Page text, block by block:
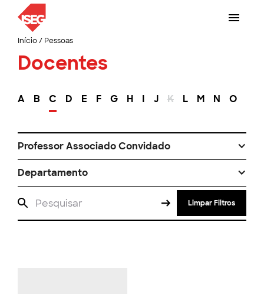
Início/ Pessoas
Docentes
A B C D E F G H I J K L M N O
Professor Associado Convidado
Departamento
Limpar Filtros